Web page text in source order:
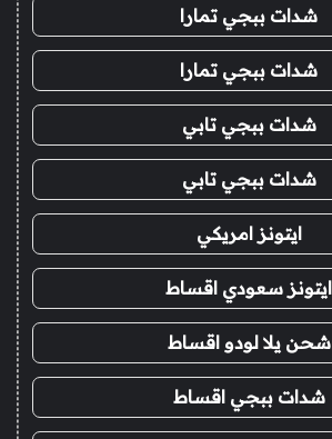
شدات ببجي تمارا
شدات ببجي تمارا
شدات ببجي تابي
شدات ببجي تابي
ايتونز امريكي
ايتونز سعودي اقساط
شحن يلا لودو اقساط
شدات ببجي اقساط